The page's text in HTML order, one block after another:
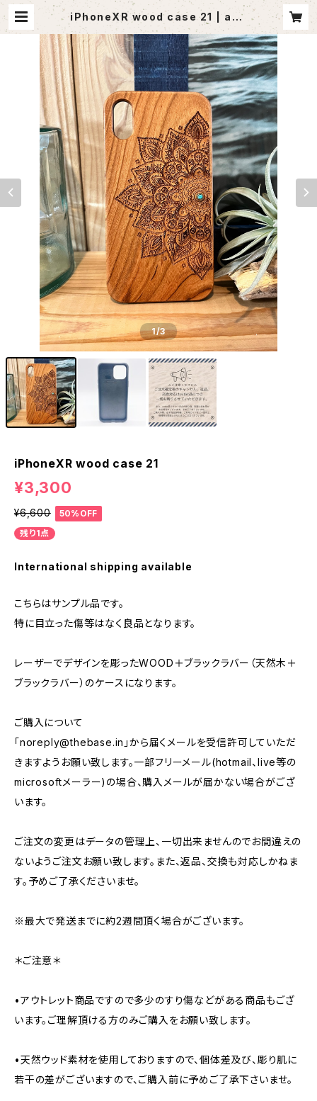
iPhoneXR wood case 21 | ago
utlet
1/3
iPhoneXR wood case 21
¥3,300
¥6,600
50%OFF
残り1点
International shipping available
こちらはサンプル品です。
特に目立った傷等はなく良品となります。
レーザーでデザインを彫ったWOOD＋ブラックラバー（天然木＋
ブラックラバー）のケースになります。
ご購入について
「noreply@thebase.in 」から届くメールを受信許可していただ
きますようお願い致します。一部フリーメール(hotmail、live等の
microsoftメーラー)の場合、購入メールが届かない場合がござ
います。
ご注文の変更はデータの管理上、一切出来ませんのでお間違えの
ないようご注文お願い致します。また、返品、交換も対応しかねま
す。予めご了承くださいませ。
※最大で発送までに約2週間頂く場合がございます。
＊ご注意＊
•アウトレット商品ですので多少のすり傷などがある商品もござ
います。ご理解頂ける方のみご購入をお願い致します。
•天然ウッド素材を使用しておりますので、個体差及び、彫り肌に
若干の差がございますので、ご購入前に予めご了承下さいませ。